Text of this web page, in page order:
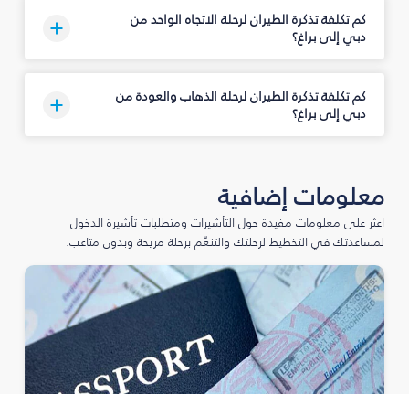
كم تكلفة تذكرة الطيران لرحلة الاتجاه الواحد من
دبي إلى براغ؟
كم تكلفة تذكرة الطيران لرحلة الذهاب والعودة من
دبي إلى براغ؟
معلومات إضافية
اعثر على معلومات مفيدة حول التأشيرات ومتطلبات تأشيرة الدخول
لمساعدتك في التخطيط لرحلتك والتنعّم برحلة مريحة وبدون متاعب.